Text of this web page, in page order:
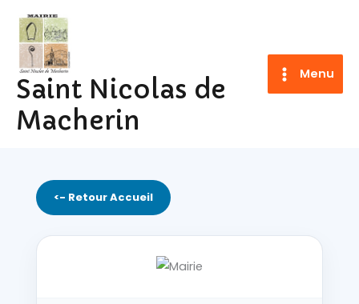
contenu
Saint Nicolas de
Macherin
Menu
<- Retour Accueil